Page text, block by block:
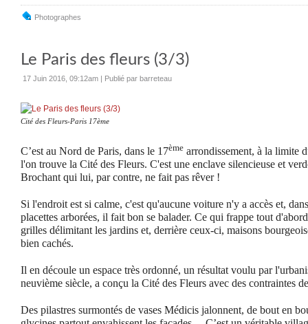
Photographes
Le Paris des fleurs (3/3)
17 Juin 2016, 09:12am | Publié par barreteau
Cité des Fleurs-Paris 17ème
C’est au Nord de Paris, dans le 17ème arrondissement, à la limite
l'on trouve la Cité des Fleurs. C'est une enclave silencieuse et
Brochant qui lui, par contre, ne fait pas rêver !
Si l'endroit est si calme, c'est qu'aucune voiture n'y a accès et,
placettes arborées, il fait bon se balader. Ce qui frappe tout
grilles délimitant les jardins et, derrière ceux-ci, maisons
bien cachés.
Il en découle un espace très ordonné, un résultat voulu par
neuvième siècle, a conçu la Cité des Fleurs avec des contraintes
Des pilastres surmontés de vases Médicis jalonnent, de bout en